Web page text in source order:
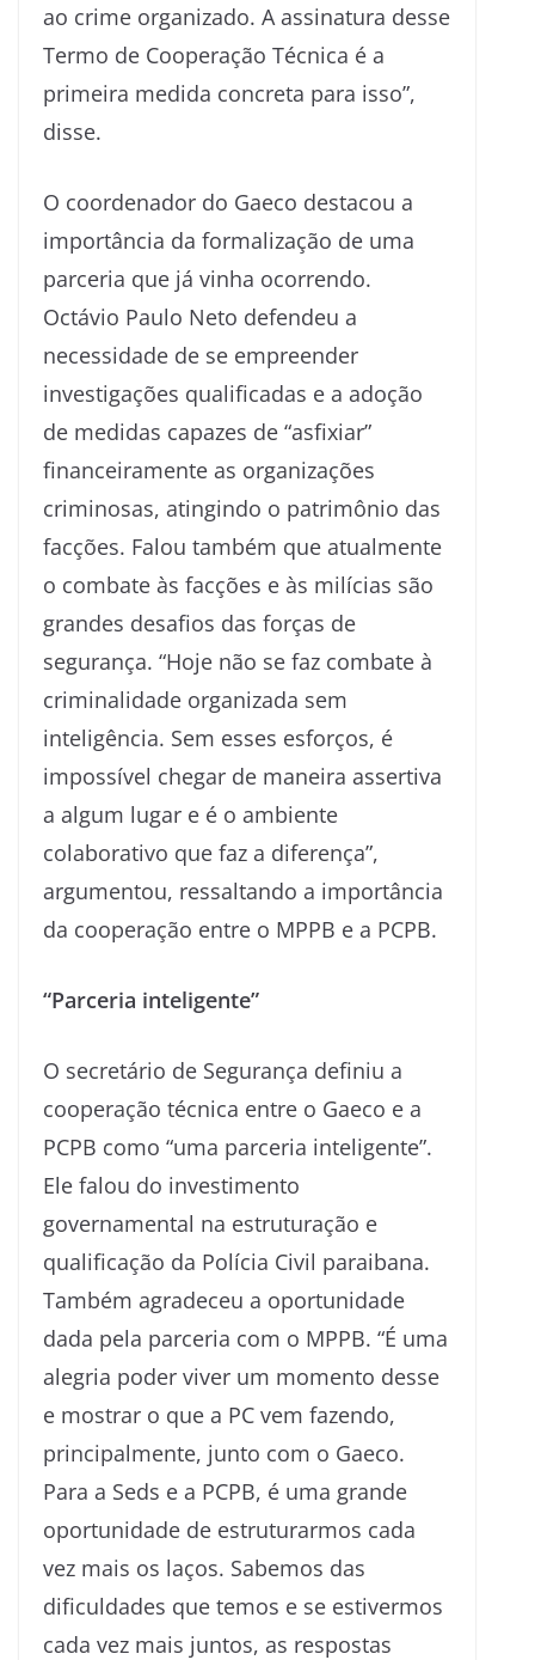
ao crime organizado. A assinatura desse
Termo de Cooperação Técnica é a
primeira medida concreta para isso”,
disse.
O coordenador do Gaeco destacou a
importância da formalização de uma
parceria que já vinha ocorrendo.
Octávio Paulo Neto defendeu a
necessidade de se empreender
investigações qualificadas e a adoção
de medidas capazes de “asfixiar”
financeiramente as organizações
criminosas, atingindo o patrimônio das
facções. Falou também que atualmente
o combate às facções e às milícias são
grandes desafios das forças de
segurança. “Hoje não se faz combate à
criminalidade organizada sem
inteligência. Sem esses esforços, é
impossível chegar de maneira assertiva
a algum lugar e é o ambiente
colaborativo que faz a diferença”,
argumentou, ressaltando a importância
da cooperação entre o MPPB e a PCPB.
“Parceria inteligente”
O secretário de Segurança definiu a
cooperação técnica entre o Gaeco e a
PCPB como “uma parceria inteligente”.
Ele falou do investimento
governamental na estruturação e
qualificação da Polícia Civil paraibana.
Também agradeceu a oportunidade
dada pela parceria com o MPPB. “É uma
alegria poder viver um momento desse
e mostrar o que a PC vem fazendo,
principalmente, junto com o Gaeco.
Para a Seds e a PCPB, é uma grande
oportunidade de estruturarmos cada
vez mais os laços. Sabemos das
dificuldades que temos e se estivermos
cada vez mais juntos, as respostas